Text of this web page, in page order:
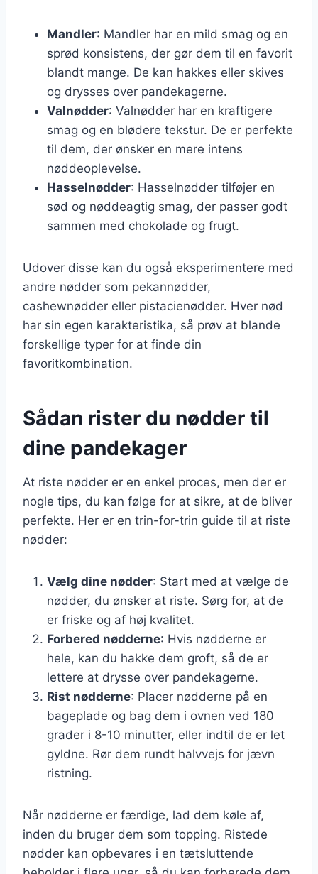
Mandler: Mandler har en mild smag og en
sprød konsistens, der gør dem til en favorit
blandt mange. De kan hakkes eller skives
og drysses over pandekagerne.
Valnødder: Valnødder har en kraftigere
smag og en blødere tekstur. De er perfekte
til dem, der ønsker en mere intens
nøddeoplevelse.
Hasselnødder: Hasselnødder tilføjer en
sød og nøddeagtig smag, der passer godt
sammen med chokolade og frugt.
Udover disse kan du også eksperimentere med
andre nødder som pekannødder,
cashewnødder eller pistacienødder. Hver nød
har sin egen karakteristika, så prøv at blande
forskellige typer for at finde din
favoritkombination.
Sådan rister du nødder til
dine pandekager
At riste nødder er en enkel proces, men der er
nogle tips, du kan følge for at sikre, at de bliver
perfekte. Her er en trin-for-trin guide til at riste
nødder:
Vælg dine nødder: Start med at vælge de
nødder, du ønsker at riste. Sørg for, at de
er friske og af høj kvalitet.
Forbered nødderne: Hvis nødderne er
hele, kan du hakke dem groft, så de er
lettere at drysse over pandekagerne.
Rist nødderne: Placer nødderne på en
bageplade og bag dem i ovnen ved 180
grader i 8-10 minutter, eller indtil de er let
gyldne. Rør dem rundt halvvejs for jævn
ristning.
Når nødderne er færdige, lad dem køle af,
inden du bruger dem som topping. Ristede
nødder kan opbevares i en tætsluttende